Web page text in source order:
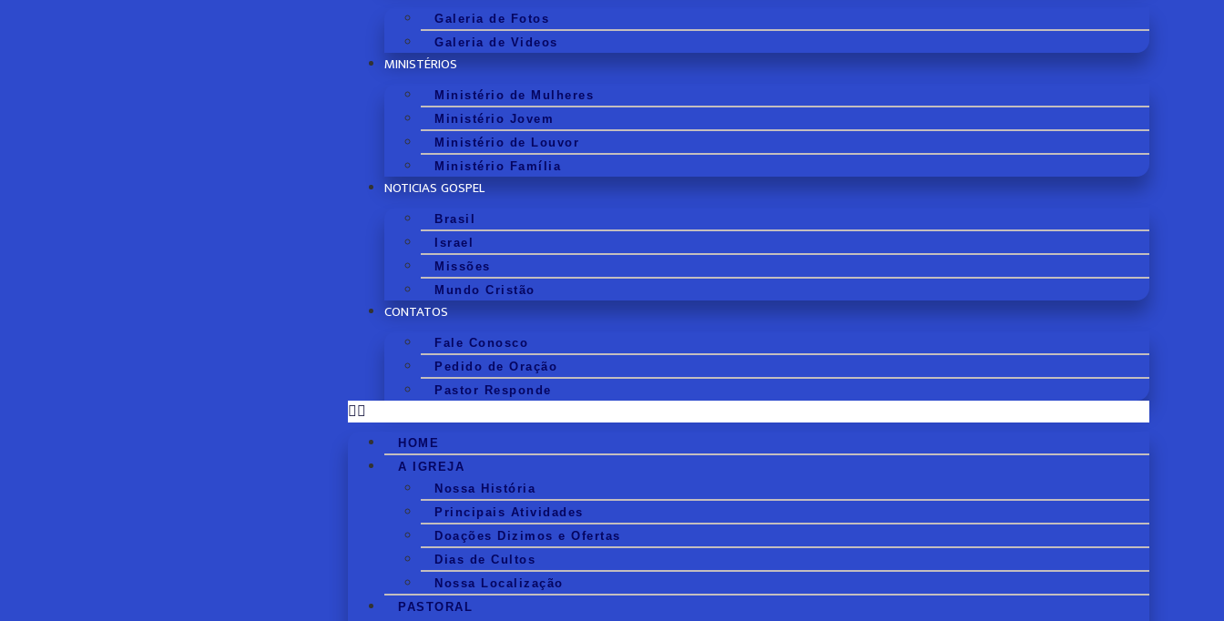
Galeria de Fotos
Galeria de Videos
MINISTÉRIOS
Ministério de Mulheres
Ministério Jovem
Ministério de Louvor
Ministério Família
NOTICIAS GOSPEL
Brasil
Israel
Missões
Mundo Cristão
CONTATOS
Fale Conosco
Pedido de Oração
Pastor Responde
HOME
A IGREJA
Nossa História
Principais Atividades
Doações Dizimos e Ofertas
Dias de Cultos
Nossa Localização
PASTORAL